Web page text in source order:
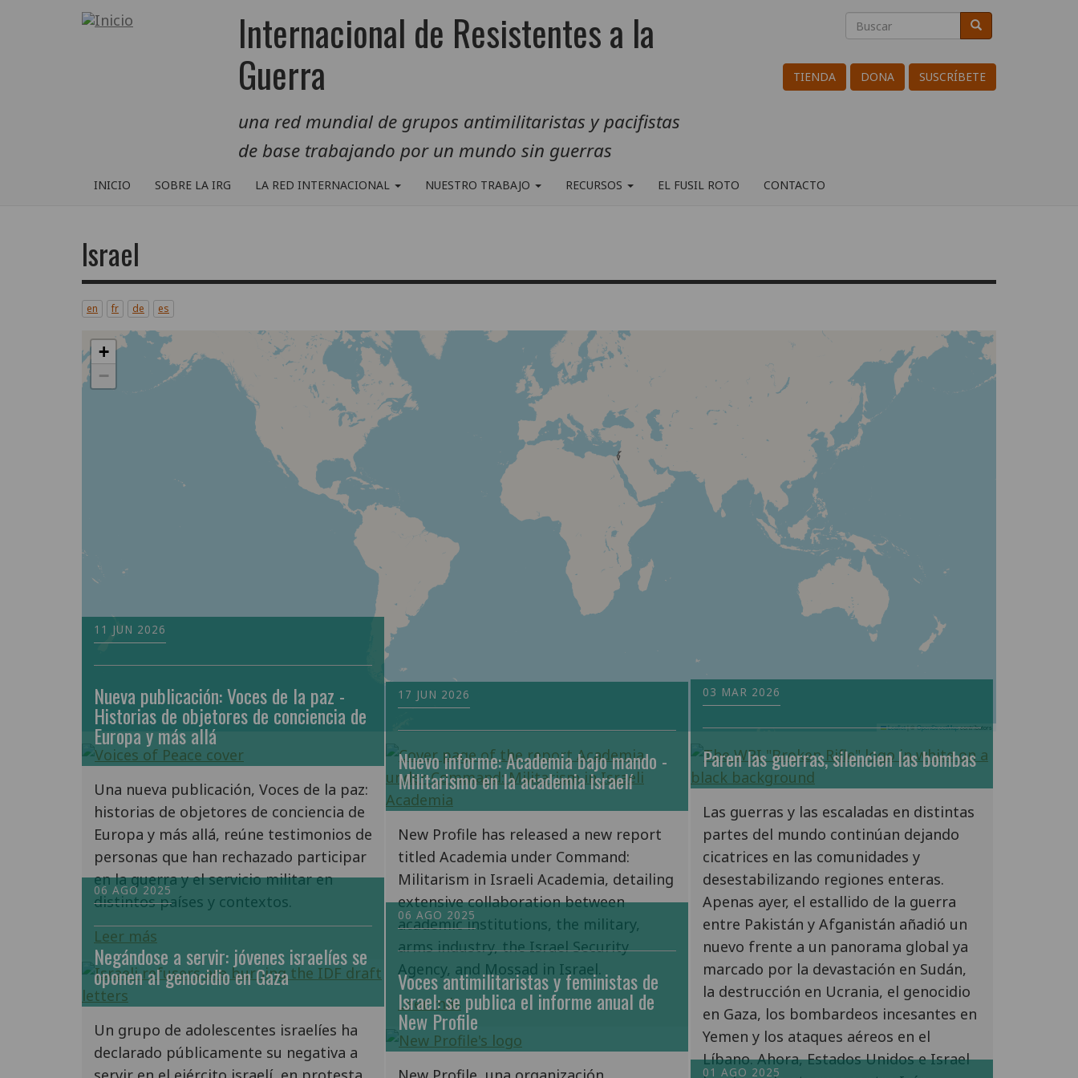
Internacional de Resistentes a la
Guerra
una red mundial de grupos antimilitaristas y pacifistas
de base trabajando por un mundo sin guerras
Search
Buscar Buscar
TIENDA DONA SUSCRÍBETE
INICIO SOBRE LA IRG LA RED INTERNACIONAL NUESTRO TRABAJO RECURSOS EL FUSIL ROTO CONTACTO
Israel
en fr de es
+
−
Leaflet|©OpenStreetMapcontributors
11 JUN 2026
Nueva publicación: Voces de la paz -
Historias de objetores de conciencia de
Europa y más allá
Una nueva publicación, Voces de la paz:
historias de objetores de conciencia de
Europa y más allá, reúne testimonios de
personas que han rechazado participar
en la guerra y el servicio militar en
distintos países y contextos.
Leer más
17 JUN 2026
Nuevo informe: Academia bajo mando -
Militarismo en la academia israelí
New Profile has released a new report
titled Academia under Command:
Militarism in Israeli Academia, detailing
extensive collaboration between
academic institutions, the military,
arms industry, the Israel Security
Agency, and Mossad in Israel.
Leer más
03 MAR 2026
Paren las guerras, silencien las bombas
Las guerras y las escaladas en distintas
partes del mundo continúan dejando
cicatrices en las comunidades y
desestabilizando regiones enteras.
Apenas ayer, el estallido de la guerra
entre Pakistán y Afganistán añadió un
nuevo frente a un panorama global ya
marcado por la devastación en Sudán,
la destrucción en Ucrania, el genocidio
en Gaza, los bombardeos incesantes en
Yemen y los ataques aéreos en el
Líbano. Ahora, Estados Unidos e Israel
06 AGO 2025
Negándose a servir: jóvenes israelíes se
oponen al genocidio en Gaza
Un grupo de adolescentes israelíes ha
declarado públicamente su negativa a
06 AGO 2025
Voces antimilitaristas y feministas de
Israel: se publica el informe anual de
New Profile
01 AGO 2025